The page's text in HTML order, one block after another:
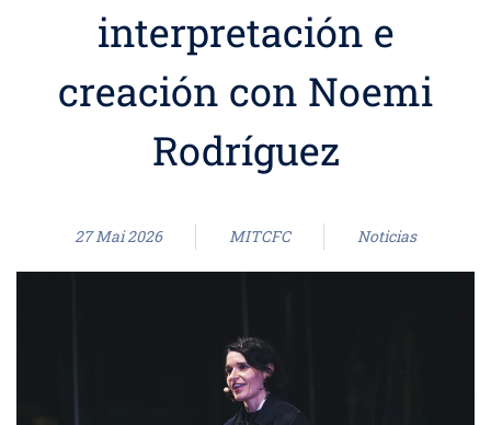
interpretación e
creación con Noemi
Rodríguez
27 Mai 2026 MITCFC Noticias